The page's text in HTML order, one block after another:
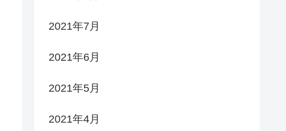
2021年7月
2021年6月
2021年5月
2021年4月